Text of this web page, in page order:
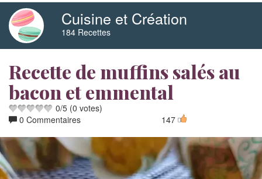
Cuisine et Création
184 Recettes
Recette de muffins salés au
bacon et emmental
0/5 (0 votes)
0 Commentaires
147